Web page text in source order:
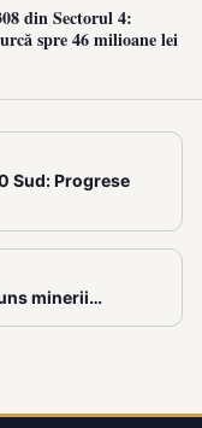
din Sectorul 4:
spre 46 milioane lei
Sud: Progrese
minerii…